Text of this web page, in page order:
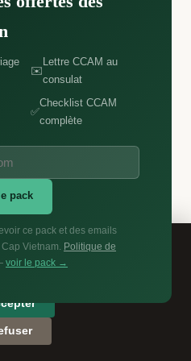
améliorer votre expérience.
confidentialité
✉️
Lettre CCAM au
consulat
✅
Checklist CCAM
complète
pack
ce pack et des emails
Vietnam.
Politique de
voir le pack →